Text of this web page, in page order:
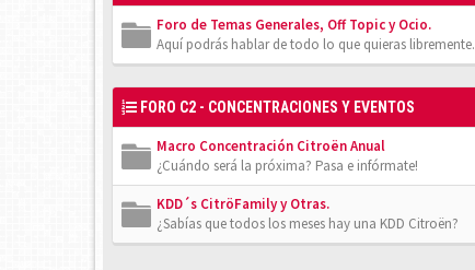
Foro de Temas Generales, Off Topic y Ocio.
Aquí podrás hablar de todo lo que quieras libremente.
FORO C2 - CONCENTRACIONES Y EVENTOS
Macro Concentración Citroën Anual
¿Cuándo será la próxima? Pasa e infórmate!
KDD´s CitröFamily y Otras.
¿Sabías que todos los meses hay una KDD Citroën?